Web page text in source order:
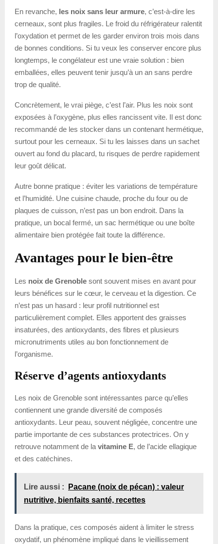
En revanche, les noix sans leur armure, c’est-à-dire les
cerneaux, sont plus fragiles. Le froid du réfrigérateur ralentit
l’oxydation et permet de les garder environ trois mois dans
de bonnes conditions. Si tu veux les conserver encore plus
longtemps, le congélateur est une vraie solution : bien
emballées, elles peuvent tenir jusqu’à un an sans perdre
trop de qualité.
Concrètement, le vrai piège, c’est l’air. Plus les noix sont
exposées à l’oxygène, plus elles rancissent vite. Il est donc
recommandé de les stocker dans un contenant hermétique,
surtout pour les cerneaux. Si tu les laisses dans un sachet
ouvert au fond du placard, tu risques de perdre rapidement
leur goût délicat.
Autre bonne pratique : éviter les variations de température
et l’humidité. Une cuisine chaude, proche du four ou de
plaques de cuisson, n’est pas un bon endroit. Dans la
pratique, un bocal fermé, un sac hermétique ou une boîte
alimentaire bien protégée fait toute la différence.
Avantages pour le bien-être
Les noix de Grenoble sont souvent mises en avant pour
leurs bénéfices sur le cœur, le cerveau et la digestion. Ce
n’est pas un hasard : leur profil nutritionnel est
particulièrement complet. Elles apportent des graisses
insaturées, des antioxydants, des fibres et plusieurs
micronutriments utiles au bon fonctionnement de
l’organisme.
Réserve d’agents antioxydants
Les noix de Grenoble sont intéressantes parce qu’elles
contiennent une grande diversité de composés
antioxydants. Leur peau, souvent négligée, concentre une
partie importante de ces substances protectrices. On y
retrouve notamment de la vitamine E, de l’acide ellagique
et des catéchines.
Lire aussi :
Pacane (noix de pécan) : valeur
nutritive, bienfaits santé, recettes
Dans la pratique, ces composés aident à limiter le stress
oxydatif, un phénomène impliqué dans le vieillissement